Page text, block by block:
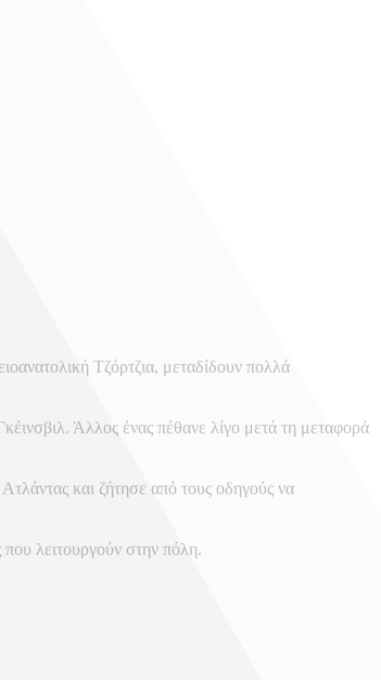
Τζόρτζια, μεταδίδουν πολλά
Άλλος ένας πέθανε λίγο μετά τη μεταφορά
και ζήτησε από τους οδηγούς να
λειτουργούν στην πόλη.